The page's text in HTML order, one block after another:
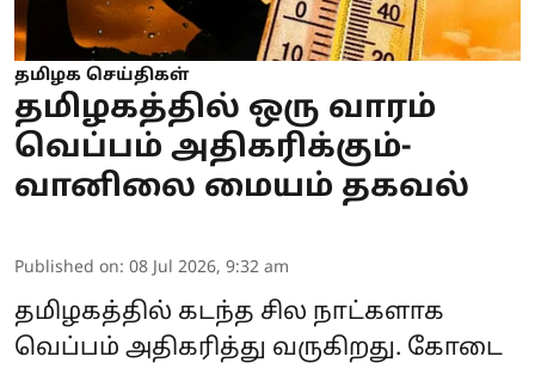
தமிழக செய்திகள்
தமிழகத்தில் ஒரு வாரம்
வெப்பம் அதிகரிக்கும்-
வானிலை மையம் தகவல்
Published on: 08 Jul 2026, 9:32 am
தமிழகத்தில் கடந்த சில நாட்களாக
வெப்பம் அதிகரித்து வருகிறது. கோடை